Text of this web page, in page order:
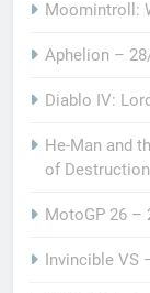
Moomintroll:
Aphelion –
Diablo IV:
He-Man and
of
MotoGP 26 –
Invincible VS